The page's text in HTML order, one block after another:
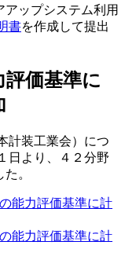
ップシステム利用
書を作成して提出
評価基準に
計装工業会）につ
日より、４２分野
。
能力評価基準に計
能力評価基準に計